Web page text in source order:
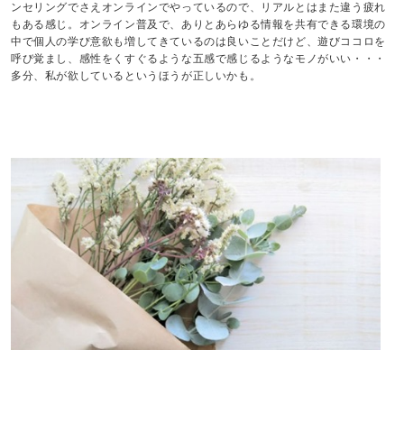
ンセリングでさえオンラインでやっているので、リアルとはまた違う疲れ
もある感じ。オンライン普及で、ありとあらゆる情報を共有できる環境の
中で個人の学び意欲も増してきているのは良いことだけど、遊びココロを
呼び覚まし、感性をくすぐるような五感で感じるようなモノがいい・・・
多分、私が欲しているというほうが正しいかも。